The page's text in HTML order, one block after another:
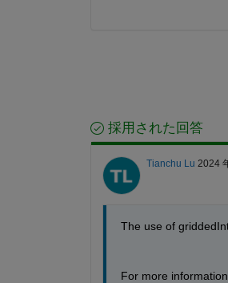
採用された回答
Tianchu Lu 2024
The use of
For more